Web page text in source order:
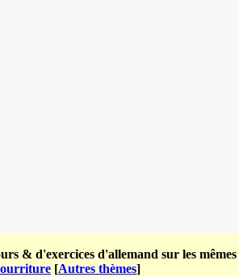
& d'exercices d'allemand sur les mêmes
[Autres thèmes]